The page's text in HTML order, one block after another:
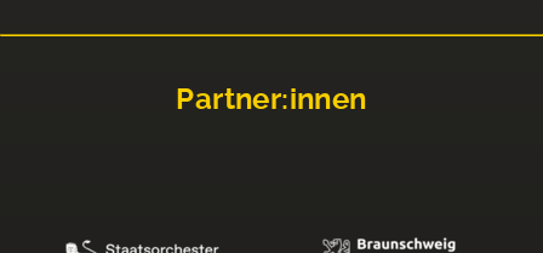
Partner:innen